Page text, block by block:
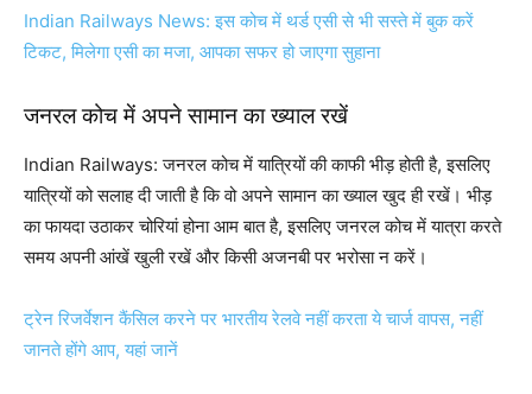
Indian Railways News: इस कोच में थर्ड एसी से भी सस्ते में बुक करें
टिकट, मिलेगा एसी का मजा, आपका सफर हो जाएगा सुहाना
जनरल कोच में अपने सामान का ख्याल रखें
Indian Railways: जनरल कोच में यात्रियों की काफी भीड़ होती है, इसलिए
यात्रियों को सलाह दी जाती है कि वो अपने सामान का ख्याल खुद ही रखें। भीड़
का फायदा उठाकर चोरियां होना आम बात है, इसलिए जनरल कोच में यात्रा करते
समय अपनी आंखें खुली रखें और किसी अजनबी पर भरोसा न करें।
ट्रेन रिजर्वेशन कैंसिल करने पर भारतीय रेलवे नहीं करता ये चार्ज वापस, नहीं
जानते होंगे आप, यहां जानें